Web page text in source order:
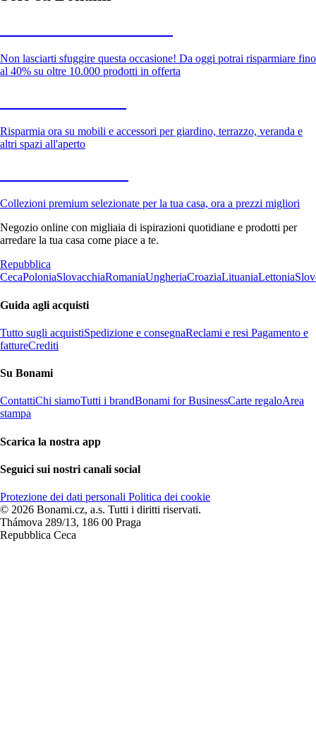
Non lasciarti sfuggire questa occasione! Da oggi potrai risparmiare fino
al 40% su oltre 10.000 prodotti in offerta
Risparmia ora su mobili e accessori per giardino, terrazzo, veranda e
altri spazi all'aperto
Collezioni premium selezionate per la tua casa, ora a prezzi migliori
Negozio online con migliaia di ispirazioni quotidiane e prodotti per
arredare la tua casa come piace a te.
Repubblica
CecaPoloniaSlovacchiaRomaniaUngheriaCroaziaLituaniaLettonia
Guida agli acquisti
Tutto sugli acquistiSpedizione e consegnaReclami e resi Pagamento e
fattureCrediti
Su Bonami
ContattiChi siamoTutti i brandBonami for BusinessCarte regaloArea
stampa
Scarica la nostra app
Seguici sui nostri canali social
Protezione dei dati personali Politica dei cookie
© 2026 Bonami.cz, a.s. Tutti i diritti riservati.
Thámova 289/13, 186 00 Praga
Repubblica Ceca